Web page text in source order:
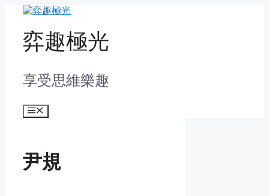
content弈趣極光
享受思維樂趣
Menu
尹規